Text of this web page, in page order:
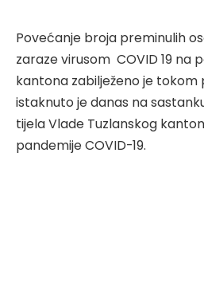
Povećanje broja preminulih
zaraze virusom COVID 19 na
kantona zabilježeno je
istaknuto je danas na
tijela Vlade Tuzlanskog
pandemije COVID-19.